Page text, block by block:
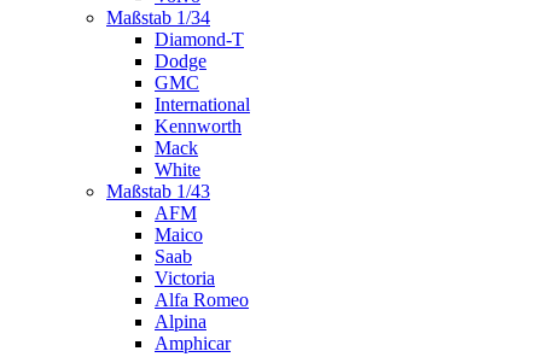
Maßstab 1/34
Diamond-T
Dodge
GMC
International
Kennworth
Mack
White
Maßstab 1/43
AFM
Maico
Saab
Victoria
Alfa Romeo
Alpina
Amphicar